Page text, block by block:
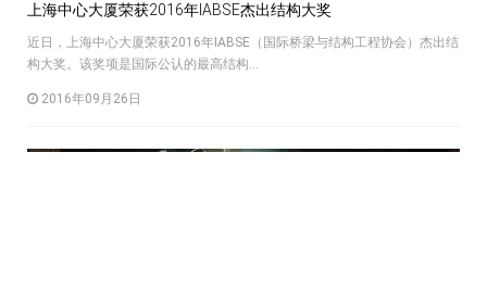
上海中心大厦荣获2016年IABSE杰出结构大奖
近日，上海中心大厦荣获2016年IABSE（国际桥梁与结构工程协会）杰出结
构大奖。该奖项是国际公认的最高结构...
2016年09月26日